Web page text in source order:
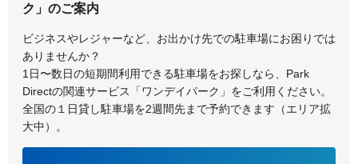
ク」のご案内
ビジネスやレジャーなど、お出かけ先での駐車場にお困りでは
ありませんか？
1日〜数日の短期間利用できる駐車場をお探しなら、Park
Directの関連サービス「ワンデイパーク」をご利用ください。
全国の１日貸し駐車場を2週間先まで予約できます（エリア拡
大中）。